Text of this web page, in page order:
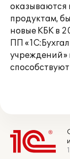
оказываются
продуктам,
новые КБК в
ПП
учреждений»